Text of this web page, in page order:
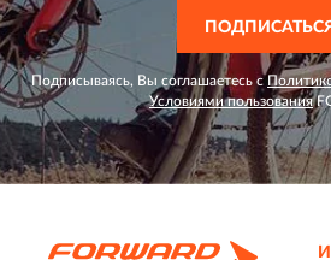
ПОДПИСАТЬСЯ
Подписываясь, Вы соглашаетесь с
Условиями пользования